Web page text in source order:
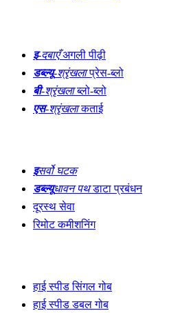
इ-दबाएँअगली पीढ़ी
डब्ल्यू-श्रृंखलाप्रेस-ब्लो
बी-श्रृंखलाब्लो-ब्लो
एस-श्रृंखलाकताई
इसर्वो घटक
डब्ल्यूधावन पथडाटा प्रबंधन
दूरस्थ सेवा
रिमोट कमीशनिंग
हाई स्पीड सिंगल गोब
हाई स्पीड डबल गोब